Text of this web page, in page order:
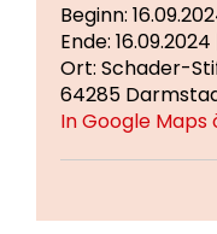
Beginn:
Ende:
Ort: Schader-
64285
In Google Maps